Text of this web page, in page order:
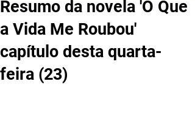
Resumo da novela 'O Que
a Vida Me Roubou'
capítulo desta quarta-
feira (23)